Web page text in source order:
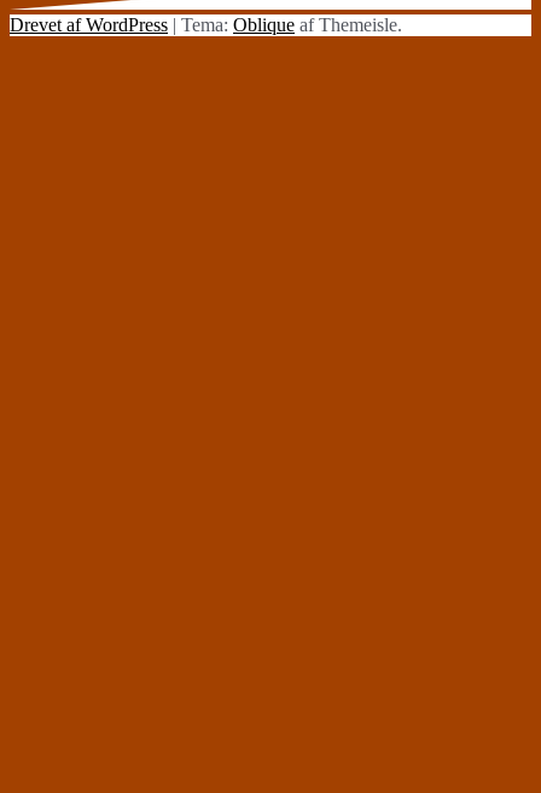
Drevet af WordPress | Tema: Oblique af Themeisle.